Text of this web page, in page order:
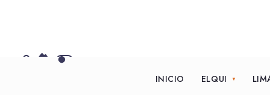
INICIO ELQUI